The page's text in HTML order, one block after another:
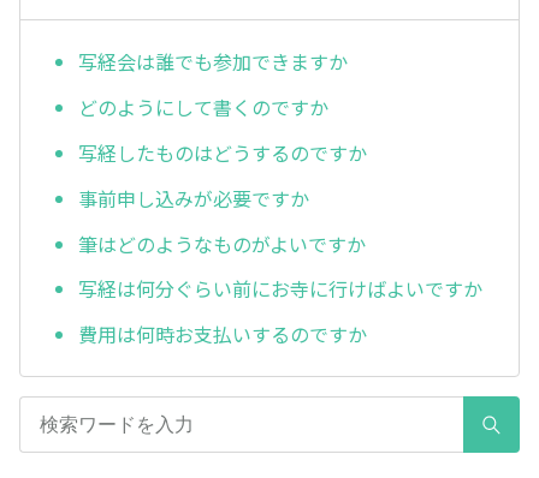
写経会は誰でも参加できますか
どのようにして書くのですか
写経したものはどうするのですか
事前申し込みが必要ですか
筆はどのようなものがよいですか
写経は何分ぐらい前にお寺に行けばよいですか
費用は何時お支払いするのですか